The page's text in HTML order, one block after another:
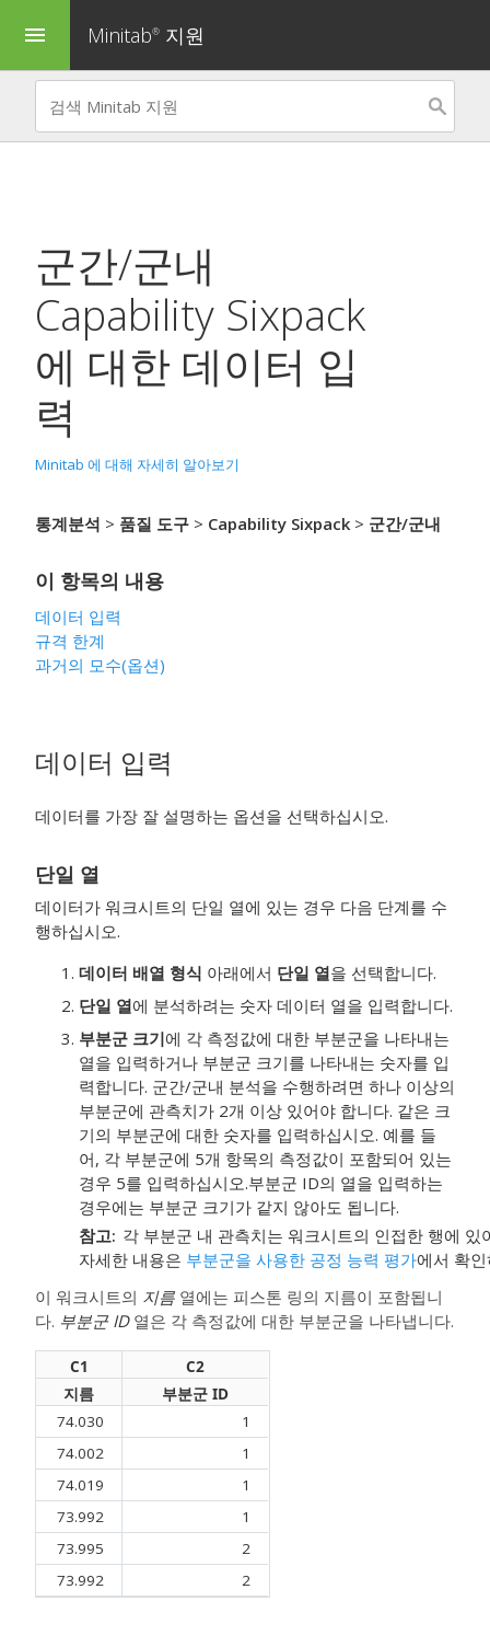
menu Minitab® 지원
군간/군내
Capability Sixpack
에 대한 데이터 입
력
Minitab 에 대해 자세히 알아보기
통계분석 > 품질 도구 > Capability Sixpack > 군간/군내
이 항목의 내용
데이터 입력
규격 한계
과거의 모수(옵션)
데이터 입력
데이터를 가장 잘 설명하는 옵션을 선택하십시오.
단일 열
데이터가 워크시트의 단일 열에 있는 경우 다음 단계를 수
행하십시오.
데이터 배열 형식 아래에서 단일 열을 선택합니다.
단일 열에 분석하려는 숫자 데이터 열을 입력합니다.
부분군 크기에 각 측정값에 대한 부분군을 나타내는
열을 입력하거나 부분군 크기를 나타내는 숫자를 입
력합니다. 군간/군내 분석을 수행하려면 하나 이상의
부분군에 관측치가 2개 이상 있어야 합니다. 같은 크
기의 부분군에 대한 숫자를 입력하십시오. 예를 들
어, 각 부분군에 5개 항목의 측정값이 포함되어 있는
경우 5를 입력하십시오.부분군 ID의 열을 입력하는
경우에는 부분군 크기가 같지 않아도 됩니다.
참고 각 부분군 내 관측치는 워크시트의 인접한 행에
자세한 내용은 부분군을 사용한 공정 능력 평가에서 확
이 워크시트의 지름 열에는 피스톤 링의 지름이 포함됩니
다. 부분군 ID열은 각 측정값에 대한 부분군을 나타냅니다.
C1
C2
지름
부분군 ID
74.030
1
74.002
1
74.019
1
73.992
1
73.995
2
73.992
2